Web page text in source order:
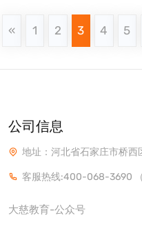
« 1 2 3 4 5
公司信息
地址：河北省石家庄市桥
客服热线:400-068-3690
大慈教育-公众号